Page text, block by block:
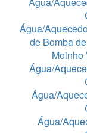
Água/
de Bomba
Moinho
Água/
Água/
Água/